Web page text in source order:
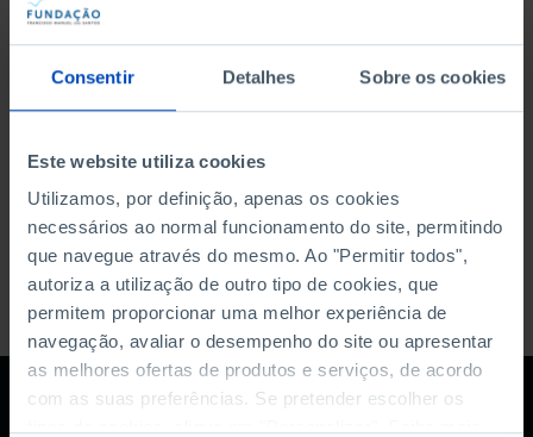
Consentir Detalhes Sobre os cookies
Este website utiliza cookies
Utilizamos, por definição, apenas os cookies
necessários ao normal funcionamento do site, permitindo
que navegue através do mesmo. Ao "Permitir todos",
autoriza a utilização de outro tipo de cookies, que
permitem proporcionar uma melhor experiência de
navegação, avaliar o desempenho do site ou apresentar
as melhores ofertas de produtos e serviços, de acordo
com as suas preferências. Se pretender escolher os
DATA DE INÍCIO
DATA DE FIM